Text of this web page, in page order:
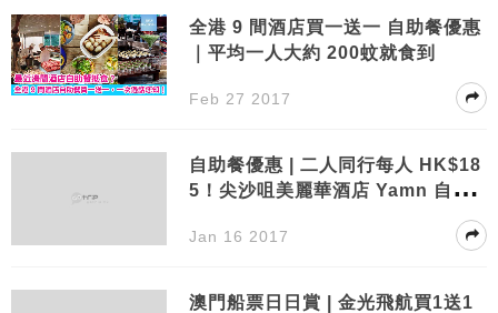
全港 9 間酒店買一送一 自助餐優惠
｜平均一人大約 200蚊就食到
Feb 27 2017
自助餐優惠 | 二人同行每人 HK$18
5！尖沙咀美麗華酒店 Yamn 自助
Jan 16 2017
澳門船票日日賞 | 金光飛航買1送1